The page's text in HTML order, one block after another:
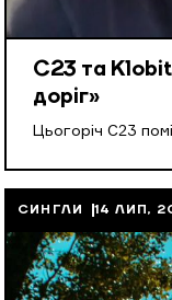
С23 та Klobit
доріг»
Цьогоріч С23
СИНГЛИ 14 ЛИП,